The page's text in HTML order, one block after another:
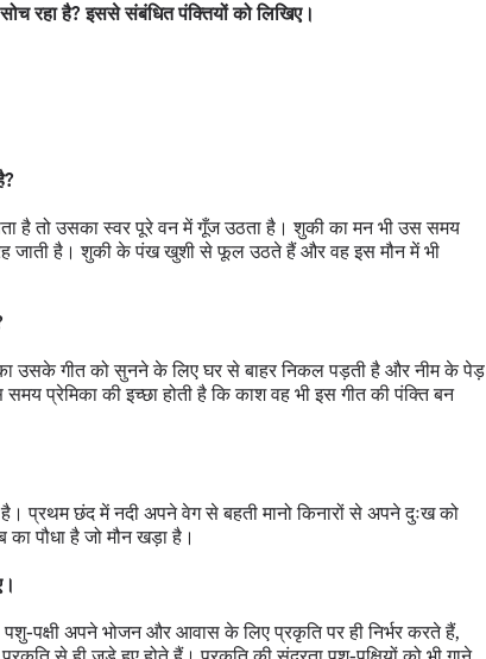
रहा है? इससे संबंधित पंक्तियों को लिखिए।
है तो उसका स्वर पूरे वन में गूँज उठता है। शुकी का मन भी उस समय
जाती है। शुकी के पंख खुशी से फूल उठते हैं और वह इस मौन में भी
उसके गीत को सुनने के लिए घर से बाहर निकल पड़ती है और नीम के पेड़
प्रेमिका की इच्छा होती है कि काश वह भी इस गीत की पंक्ति बन
प्रथम छंद में नदी अपने वेग से बहती मानो किनारों से अपने दुःख को
पौधा है जो मौन खड़ा है।
पक्षी अपने भोजन और आवास के लिए प्रकृति पर ही निर्भर करते हैं,